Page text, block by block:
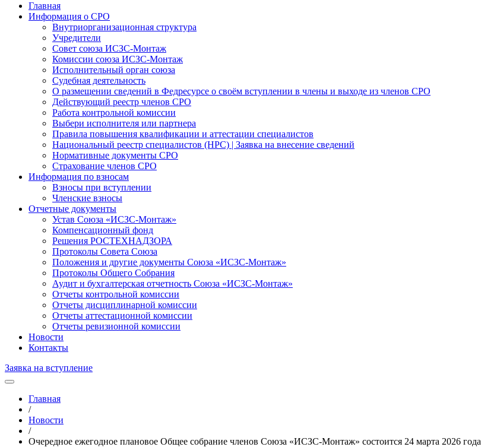
Главная
Информация о СРО
Внутриорганизационная структура
Учредители
Совет союза ИСЗС-Монтаж
Комиссии союза ИСЗС-Монтаж
Исполнительный орган союза
Судебная деятельность
О размещении сведений в Федресурсе о своём вступлении в члены и выходе из членов СРО
Действующий реестр членов СРО
Работа контрольной комиссии
Выбери исполнителя или партнера
Правила повышения квалификации и аттестации специалистов
Национальный реестр специалистов (НРС) | Заявка на внесение сведений
Нормативные документы СРО
Страхование членов СРО
Информация по взносам
Взносы при вступлении
Членские взносы
Отчетные документы
Устав Союза «ИСЗС-Монтаж»
Компенсационный фонд
Решения РОСТЕХНАДЗОРА
Протоколы Совета Союза
Положения и другие документы Союза «ИСЗС-Монтаж»
Протоколы Общего Собрания
Аудит и бухгалтерская отчетность Союза «ИСЗС-Монтаж»
Отчеты контрольной комиссии
Отчеты дисциплинарной комиссии
Отчеты аттестационной комиссии
Отчеты ревизионной комиссии
Новости
Контакты
Заявка на вступление
Главная
/
Новости
/
Очередное ежегодное плановое Общее собрание членов Союза «ИСЗС-Монтаж» состоится 24 марта 2026 года